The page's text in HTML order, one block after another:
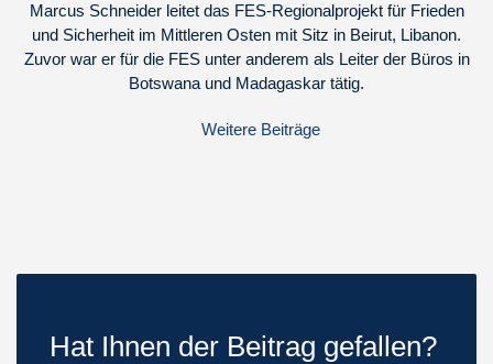
Marcus Schneider leitet das FES-Regionalprojekt für Frieden
und Sicherheit im Mittleren Osten mit Sitz in Beirut, Libanon.
Zuvor war er für die FES unter anderem als Leiter der Büros in
Botswana und Madagaskar tätig.
Weitere Beiträge
Hat Ihnen der Beitrag gefallen?